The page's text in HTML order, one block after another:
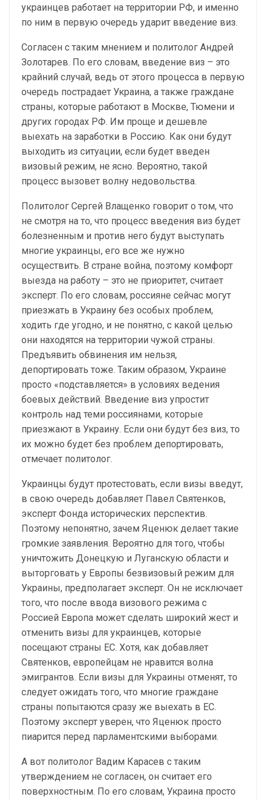
украинцев работает на территории РФ, и именно
по ним в первую очередь ударит введение виз.
Согласен с таким мнением и политолог Андрей
Золотарев. По его словам, введение виз – это
крайний случай, ведь от этого процесса в первую
очередь пострадает Украина, а также граждане
страны, которые работают в Москве, Тюмени и
других городах РФ. Им проще и дешевле
выехать на заработки в Россию. Как они будут
выходить из ситуации, если будет введен
визовый режим, не ясно. Вероятно, такой
процесс вызовет волну недовольства.
Политолог Сергей Влащенко говорит о том, что
не смотря на то, что процесс введения виз будет
болезненным и против него будут выступать
многие украинцы, его все же нужно
осуществить. В стране война, поэтому комфорт
выезда на работу – это не приоритет, считает
эксперт. По его словам, россияне сейчас могут
приезжать в Украину без особых проблем,
ходить где угодно, и не понятно, с какой целью
они находятся на территории чужой страны.
Предъявить обвинения им нельзя,
депортировать тоже. Таким образом, Украине
просто «подставляется» в условиях ведения
боевых действий. Введение виз упростит
контроль над теми россиянами, которые
приезжают в Украину. Если они будут без виз, то
их можно будет без проблем депортировать,
отмечает политолог.
Украинцы будут протестовать, если визы введут,
в свою очередь добавляет Павел Святенков,
эксперт Фонда исторических перспектив.
Поэтому непонятно, зачем Яценюк делает такие
громкие заявления. Вероятно для того, чтобы
уничтожить Донецкую и Луганскую области и
выторговать у Европы безвизовый режим для
Украины, предполагает эксперт. Он не исключает
того, что после ввода визового режима с
Россией Европа может сделать широкий жест и
отменить визы для украинцев, которые
посещают страны ЕС. Хотя, как добавляет
Святенков, европейцам не нравится волна
эмигрантов. Если визы для Украины отменят, то
следует ожидать того, что многие граждане
страны попытаются сразу же выехать в ЕС.
Поэтому эксперт уверен, что Яценюк просто
пиарится перед парламентскими выборами.
А вот политолог Вадим Карасев с таким
утверждением не согласен, он считает его
поверхностным. По его словам, Украина просто